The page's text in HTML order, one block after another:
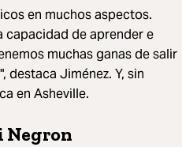
en muchos aspectos.
capacidad de aprender e
muchas ganas de salir
destaca Jiménez. Y, sin
en Asheville.
Negron